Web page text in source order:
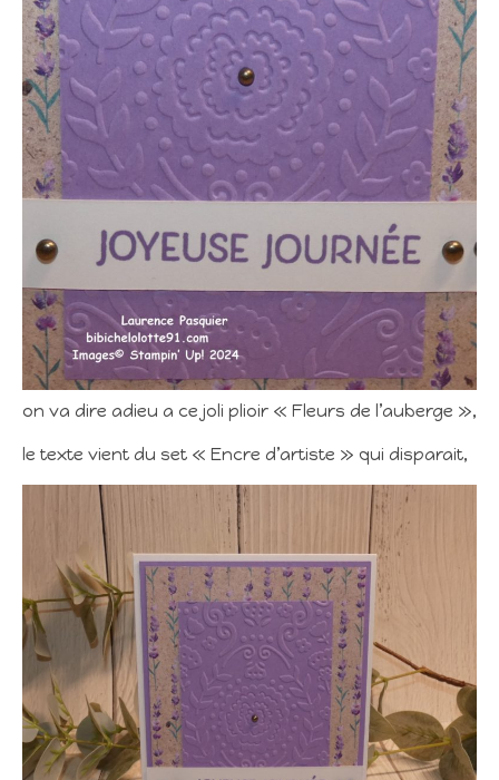
on va dire adieu a ce joli plioir « Fleurs de l’auberge »,
le texte vient du set « Encre d’artiste » qui disparait,